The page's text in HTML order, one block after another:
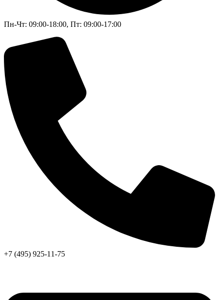
Пн-Чт: 09:00-18:00, Пт: 09:00-17:00
+7 (495) 925-11-75